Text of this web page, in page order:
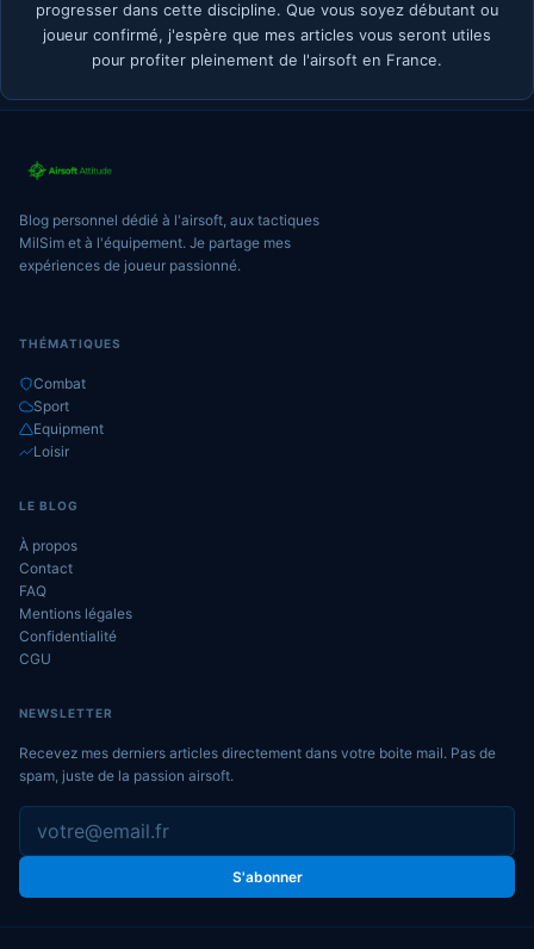
progresser dans cette discipline. Que vous soyez débutant ou
joueur confirmé, j'espère que mes articles vous seront utiles
pour profiter pleinement de l'airsoft en France.
Blog personnel dédié à l'airsoft, aux tactiques
MilSim et à l'équipement. Je partage mes
expériences de joueur passionné.
THÉMATIQUES
Combat
Sport
Equipment
Loisir
LE BLOG
À propos
Contact
FAQ
Mentions légales
Confidentialité
CGU
NEWSLETTER
Recevez mes derniers articles directement dans votre boite mail. Pas de
spam, juste de la passion airsoft.
S'abonner